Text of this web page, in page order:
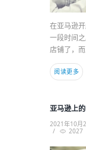
在亚马逊
一段时间
店铺了，
阅读更多
亚马逊上
2021年10月
2027